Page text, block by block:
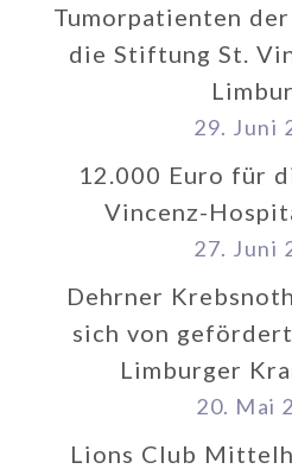
Tumorpatienten
die Stiftung St.
29. Juni
12.000 Euro für
Vincenz-
27. Juni
Dehrner
sich von
Limburger
20. Mai
Lions Club